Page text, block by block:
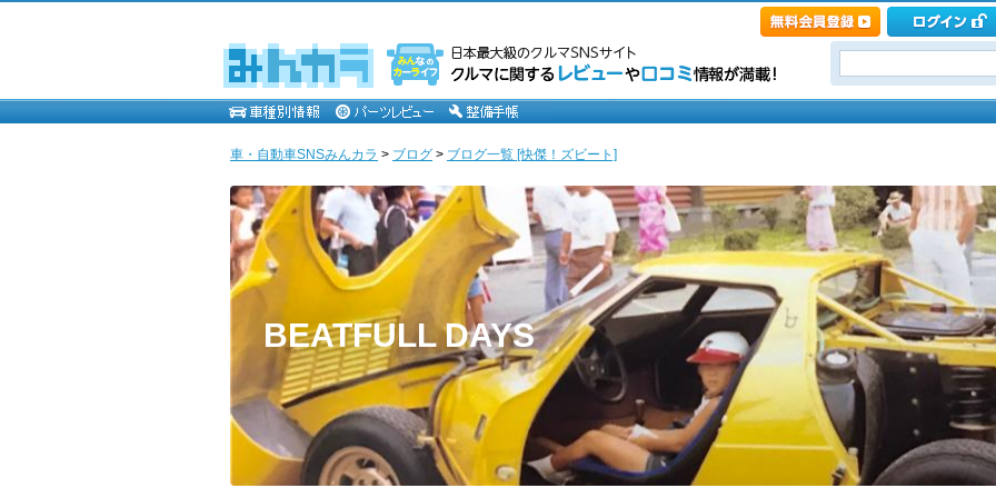
車・自動車SNSみんカラ > ブログ > ブログ一覧 [快傑！ズビート]
BEATFULL DAYS